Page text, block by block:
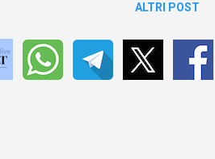
ALTRI POST